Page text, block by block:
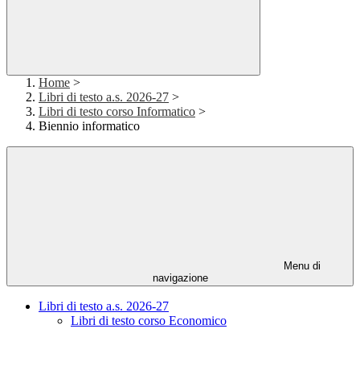
Home >
Libri di testo a.s. 2026-27 >
Libri di testo corso Informatico >
Biennio informatico
Menu di
navigazione
Libri di testo a.s. 2026-27
Libri di testo corso Economico